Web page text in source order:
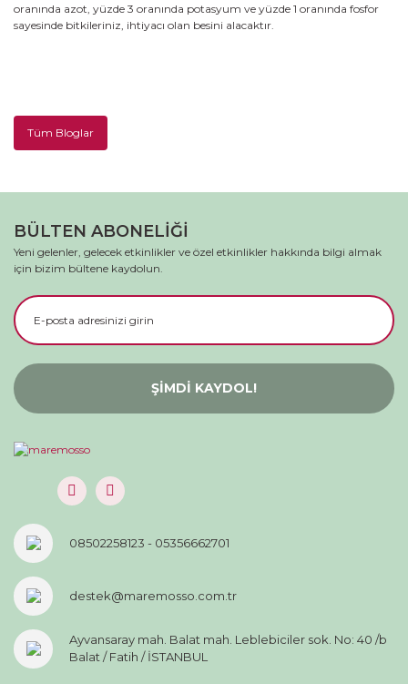
oranında azot, yüzde 3 oranında potasyum ve yüzde 1 oranında fosfor
sayesinde bitkileriniz, ihtiyacı olan besini alacaktır.
Tüm Bloglar
BÜLTEN ABONELİĞİ
Yeni gelenler, gelecek etkinlikler ve özel etkinlikler hakkında bilgi almak
için bizim bültene kaydolun.
ŞİMDİ KAYDOL!
08502258123 - 05356662701
destek@maremosso.com.tr
Ayvansaray mah. Balat mah. Leblebiciler sok. No: 40 /b
Balat / Fatih / İSTANBUL